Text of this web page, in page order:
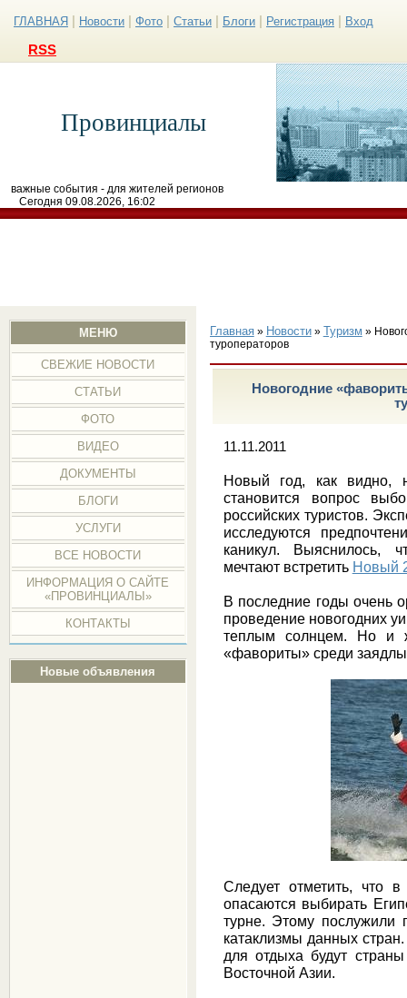
ГЛАВНАЯ Новости Фото Статьи Блоги Регистрация Вход
RSS
Провинциалы
важные события - для жителей регионов
Сегодня 09.08.2026, 16:02
МЕНЮ
СВЕЖИЕ НОВОСТИ
СТАТЬИ
ФОТО
ВИДЕО
ДОКУМЕНТЫ
БЛОГИ
УСЛУГИ
ВСЕ НОВОСТИ
ИНФОРМАЦИЯ О САЙТЕ
«ПРОВИНЦИАЛЫ»
КОНТАКТЫ
Новые объявления
Главная» Новости» Туризм »
туроператоров
Новогодние
11.11.2011
Новый год, как видно,
становится вопрос
российских туристов.
исследуются
каникул. Выяснилось,
мечтают встретить Новый
В последние годы очень
проведение новогодних
теплым солнцем. Но и
«фавориты» среди
Следует отметить, что
опасаются выбирать
турне. Этому послужили
катаклизмы данных
для отдыха будут
Восточной Азии.